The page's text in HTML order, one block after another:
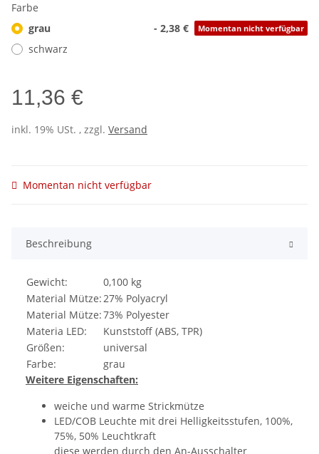
Farbe
grau
- 2,38 € Momentan nicht verfügbar
schwarz
11,36 €
inkl. 19% USt. , zzgl. Versand
Momentan nicht verfügbar
Beschreibung
Gewicht:
0,100 kg
Material Mütze:27% Polyacryl
Material Mütze:73% Polyester
Materia LED:
Kunststoff (ABS, TPR)
Größen:
universal
Farbe:
grau
Weitere Eigenschaften:
weiche und warme Strickmütze
LED/COB Leuchte mit drei Helligkeitsstufen, 100%,
75%, 50% Leuchtkraft
diese werden durch den An-Ausschalter